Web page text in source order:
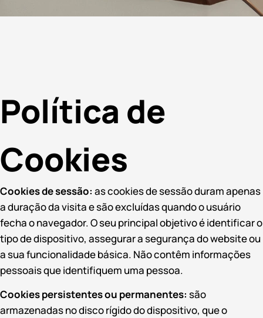
Política de
Cookies
Cookies de sessão: as cookies de sessão duram apenas
a duração da visita e são excluídas quando o usuário
fecha o navegador. O seu principal objetivo é identificar o
tipo de dispositivo, assegurar a segurança do website ou
a sua funcionalidade básica. Não contêm informações
pessoais que identifiquem uma pessoa.
Cookies persistentes ou permanentes: são
armazenadas no disco rígido do dispositivo, que o